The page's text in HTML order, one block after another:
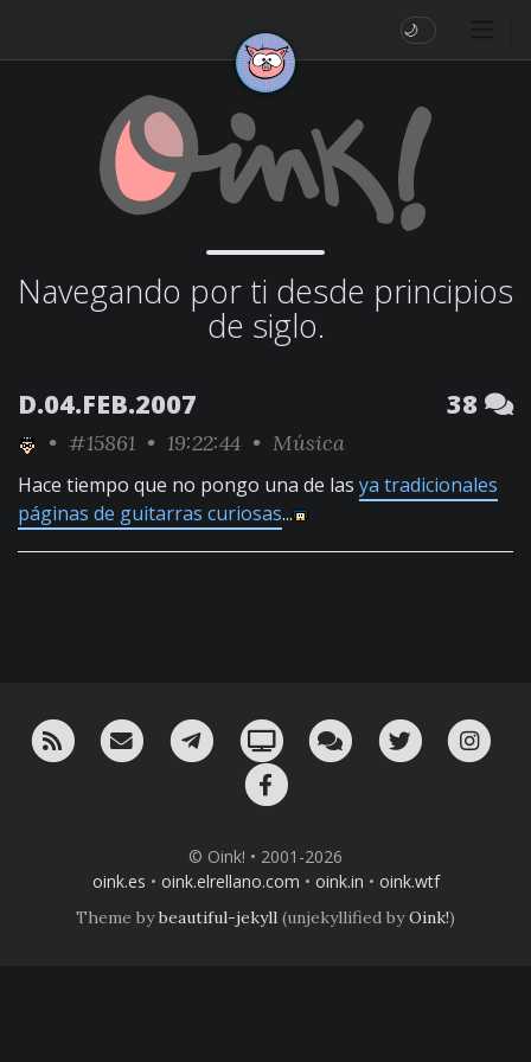
🌙
Navegando por ti desde principios
de siglo.
D.04.FEB.2007 38
• #15861 • 19:22:44 • Música
Hace tiempo que no pongo una de las ya tradicionales
páginas de guitarras curiosas...
RSS ¡Mándame un email!¡Nuestro canal en Telegram!
Oink! TV Charla con nosotros
Twitter
© Oink! • 2001-2026
oink.es • oink.elrellano.com • oink.in • oink.wtf
Theme bybeautiful-jekyll (unjekyllified byOink!)